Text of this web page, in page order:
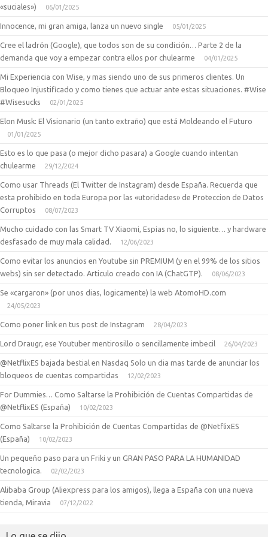
«suciales») 06/01/2025
Innocence, mi gran amiga, lanza un nuevo single 05/01/2025
Cree el ladrón (Google), que todos son de su condición… Parte 2 de la
demanda que voy a empezar contra ellos por chulearme
04/01/2025
Mi Experiencia con Wise, y mas siendo uno de sus primeros clientes. Un
Bloqueo Injustificado y como tienes que actuar ante estas situaciones. #Wise
#Wisesucks
02/01/2025
Elon Musk: El Visionario (un tanto extraño) que está Moldeando el Futuro
01/01/2025
Esto es lo que pasa (o mejor dicho pasara) a Google cuando intentan
chulearme
29/12/2024
Como usar Threads (El Twitter de Instagram) desde España. Recuerda que
esta prohibido en toda Europa por las «utoridades» de Proteccion de Datos
Corruptos
08/07/2023
Mucho cuidado con las Smart TV Xiaomi, Espias no, lo siguiente… y hardware
desfasado de muy mala calidad.
12/06/2023
Como evitar los anuncios en Youtube sin PREMIUM (y en el 99% de los sitios
webs) sin ser detectado. Articulo creado con IA (ChatGTP).
08/06/2023
Se «cargaron» (por unos dias, logicamente) la web AtomoHD.com
24/05/2023
Como poner link en tus post de Instagram 28/04/2023
Lord Draugr, ese Youtuber mentirosillo o sencillamente imbecil 26/04/2023
@NetflixES bajada bestial en Nasdaq Solo un dia mas tarde de anunciar los
bloqueos de cuentas compartidas
12/02/2023
For Dummies… Como Saltarse la Prohibición de Cuentas Compartidas de
@NetflixES (España)
10/02/2023
Como Saltarse la Prohibición de Cuentas Compartidas de @NetflixES
(España)
10/02/2023
Un pequeño paso para un Friki y un GRAN PASO PARA LA HUMANIDAD
tecnologica.
02/02/2023
Alibaba Group (Aliexpress para los amigos), llega a España con una nueva
tienda, Miravia
07/12/2022